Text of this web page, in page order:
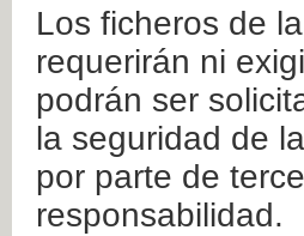
Los ficheros de
requerirán ni
podrán ser
la seguridad de
por parte de
responsabilidad.